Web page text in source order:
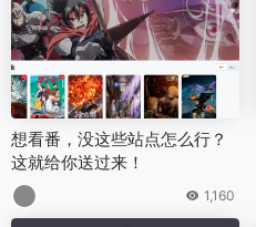
想看番，没这些站点怎么行？
这就给你送过来！
1,160